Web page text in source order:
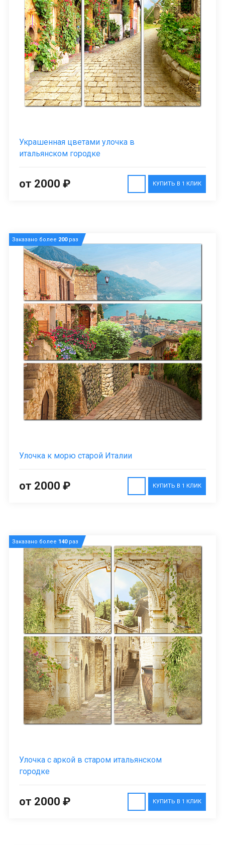
Украшенная цветами улочка в
итальянском городке
КУПИТЬ В 1 КЛИК
от 2000 ₽
Заказано более 200раз
Улочка к морю старой Италии
КУПИТЬ В 1 КЛИК
от 2000 ₽
Заказано более 140раз
Улочка с аркой в старом итальянском
городке
КУПИТЬ В 1 КЛИК
от 2000 ₽